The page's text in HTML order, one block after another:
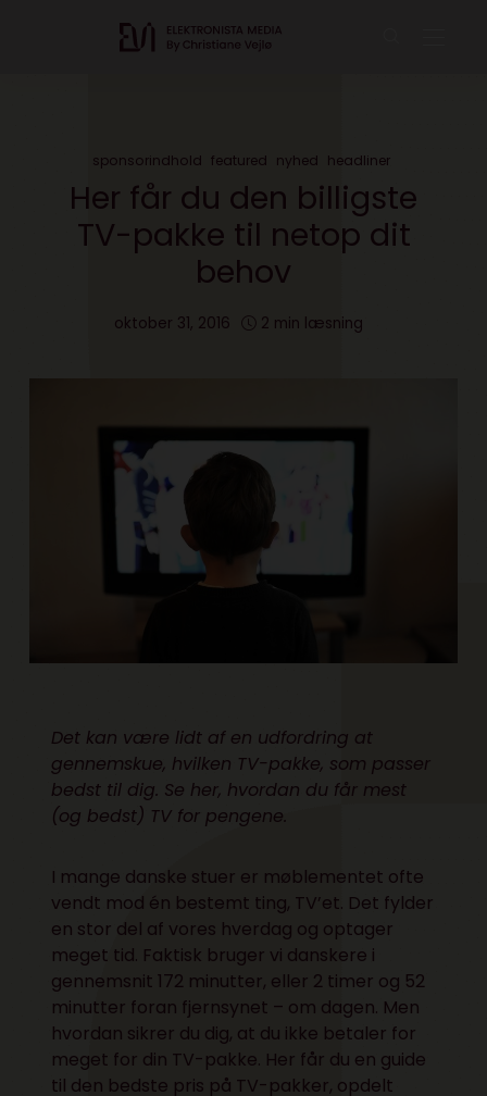
sponsorindhold featured nyhed headliner
Her får du den billigste
TV-pakke til netop dit
behov
oktober 31, 2016 2 min læsning
Det kan være lidt af en udfordring at
gennemskue, hvilken TV-pakke, som passer
bedst til dig. Se her, hvordan du får mest
(og bedst) TV for pengene.
I mange danske stuer er møblementet ofte
vendt mod én bestemt ting, TV’et. Det fylder
en stor del af vores hverdag og optager
meget tid. Faktisk bruger vi danskere i
gennemsnit 172 minutter, eller 2 timer og 52
minutter foran fjernsynet – om dagen. Men
hvordan sikrer du dig, at du ikke betaler for
meget for din TV-pakke. Her får du en guide
til den bedste pris på TV-pakker, opdelt